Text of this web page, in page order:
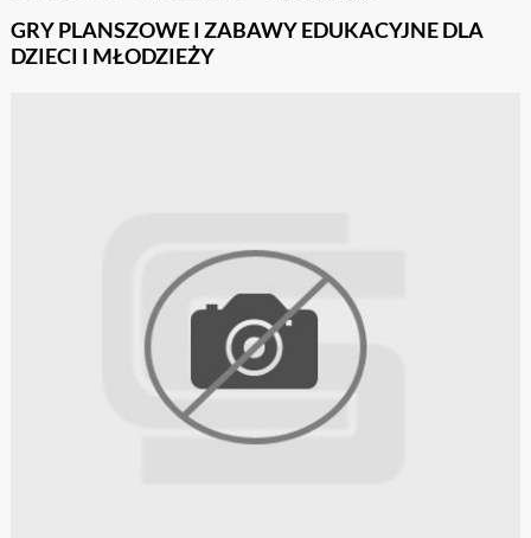
GRY PLANSZOWE I ZABAWY EDUKACYJNE DLA
DZIECI I MŁODZIEŻY